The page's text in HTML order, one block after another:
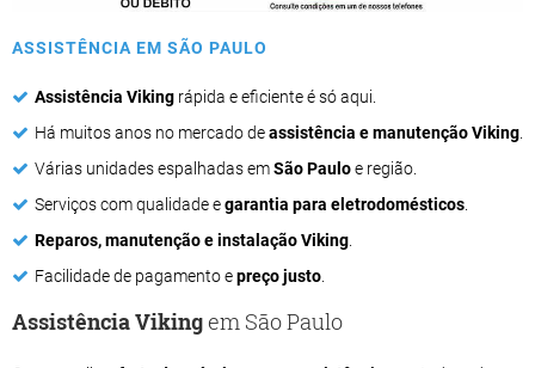
ASSISTÊNCIA EM SÃO PAULO
Assistência Viking rápida e eficiente é só aqui.
Há muitos anos no mercado deassistência e manutenção Viking
Várias unidades espalhadas emSão Pauloe região.
Serviços com qualidade egarantia para eletrodomésticos
Reparos, manutenção e instalação Viking
Facilidade de pagamento epreço justo
Assistência Viking em São Paulo